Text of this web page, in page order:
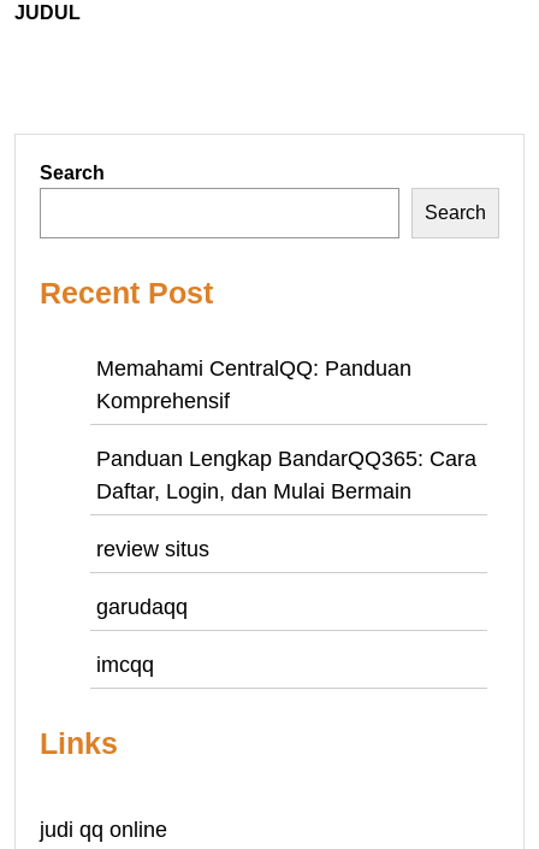
JUDUL
Search
Search
Recent Post
Memahami CentralQQ: Panduan
Komprehensif
Panduan Lengkap BandarQQ365: Cara
Daftar, Login, dan Mulai Bermain
review situs
garudaqq
imcqq
Links
judi qq online